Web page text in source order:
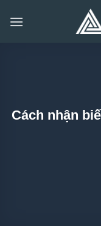
qua
Cách nhận